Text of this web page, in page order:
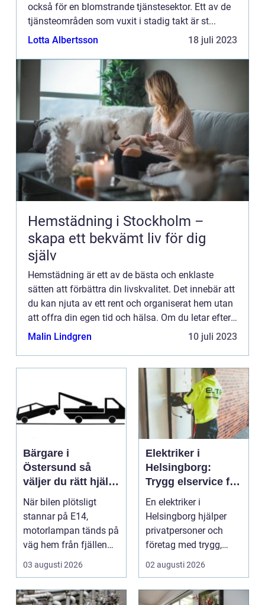
också för en blomstrande tjänstesektor. Ett av de
tjänsteområden som vuxit i stadig takt är st...
Lotta Albertsson
18 juli 2023
Hemstädning i Stockholm –
skapa ett bekvämt liv för dig
själv
Hemstädning är ett av de bästa och enklaste
sätten att förbättra din livskvalitet. Det innebär att
du kan njuta av ett rent och organiserat hem utan
att offra din egen tid och hälsa. Om du letar efter
det b&aum...
Malin Lindgren 10 juli 2023
Bärgare i
Östersund så
väljer du rätt hjälp
när bilen stannar
När bilen plötsligt
stannar på E14,
motorlampan tänds på
väg hem från fjällen
eller en tung lastbil ...
03 augusti 2026
Elektriker i
Helsingborg:
Trygg elservice för
hem och företag
En elektriker i
Helsingborg hjälper
privatpersoner och
företag med trygg,
säker och e...
02 augusti 2026